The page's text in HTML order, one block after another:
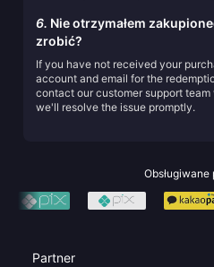
6. Nie otrzymałem
zrobić?
If you have not received your
account and email for the
contact our customer support
we'll resolve the issue promptly.
Obsługiwane
Partner